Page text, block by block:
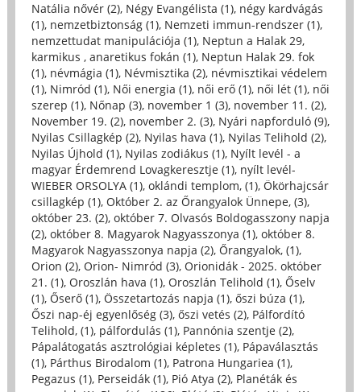
Natália nővér (2), Négy Evangélista (1), négy kardvágás
(1), nemzetbiztonság (1), Nemzeti immun-rendszer (1),
nemzettudat manipulációja (1), Neptun a Halak 29,
karmikus , anaretikus fokán (1), Neptun Halak 29. fok
(1), névmágia (1), Névmisztika (2), névmisztikai védelem
(1), Nimród (1), Női energia (1), női erő (1), női lét (1), női
szerep (1), Nőnap (3), november 1 (3), november 11. (2),
November 19. (2), november 2. (3), Nyári napforduló (9),
Nyilas Csillagkép (2), Nyilas hava (1), Nyilas Telihold (2),
Nyilas Újhold (1), Nyilas zodiákus (1), Nyílt levél - a
magyar Érdemrend Lovagkeresztje (1), nyílt levél-
WIEBER ORSOLYA (1), oklándi templom, (1), Ökörhajcsár
csillagkép (1), Október 2. az Őrangyalok Ünnepe, (3),
október 23. (2), október 7. Olvasós Boldogasszony napja
(2), október 8. Magyarok Nagyasszonya (1), október 8.
Magyarok Nagyasszonya napja (2), Őrangyalok, (1),
Orion (2), Orion- Nimród (3), Orionidák - 2025. október
21. (1), Oroszlán hava (1), Oroszlán Telihold (1), Őselv
(1), Őserő (1), Összetartozás napja (1), őszi búza (1),
Őszi nap-éj egyenlőség (3), őszi vetés (2), Pálfordító
Telihold, (1), pálfordulás (1), Pannónia szentje (2),
Pápalátogatás asztrológiai képletes (1), Pápaválasztás
(1), Párthus Birodalom (1), Patrona Hungariea (1),
Pegazus (1), Perseidák (1), Pió Atya (2), Planéták és